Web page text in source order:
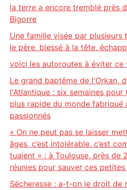
la terre a encore tremblé près
Bigorre
Une famille visée par plusieurs
le père, blessé à la tête,
voici les autoroutes à éviter ce
Le grand baptême de l'Orkan,
l'Atlantique : six semaines
plus rapide du monde fabriqué
passionnés
« On ne peut pas se laisser
âges, c’est intolérable, c’est
tuaient » : à Toulouse, près de
réunies pour sauver ces
Sécheresse : a-t-on le droit de